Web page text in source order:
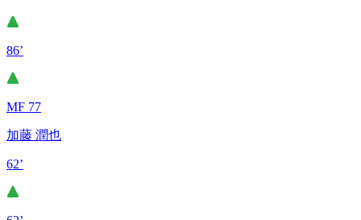
86’
MF 77
加藤 潤也
62’